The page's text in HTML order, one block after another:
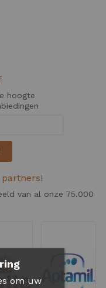
hoogte
van al onze 75.000
om uw